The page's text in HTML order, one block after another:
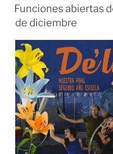
Funciones abiertas
de diciembre